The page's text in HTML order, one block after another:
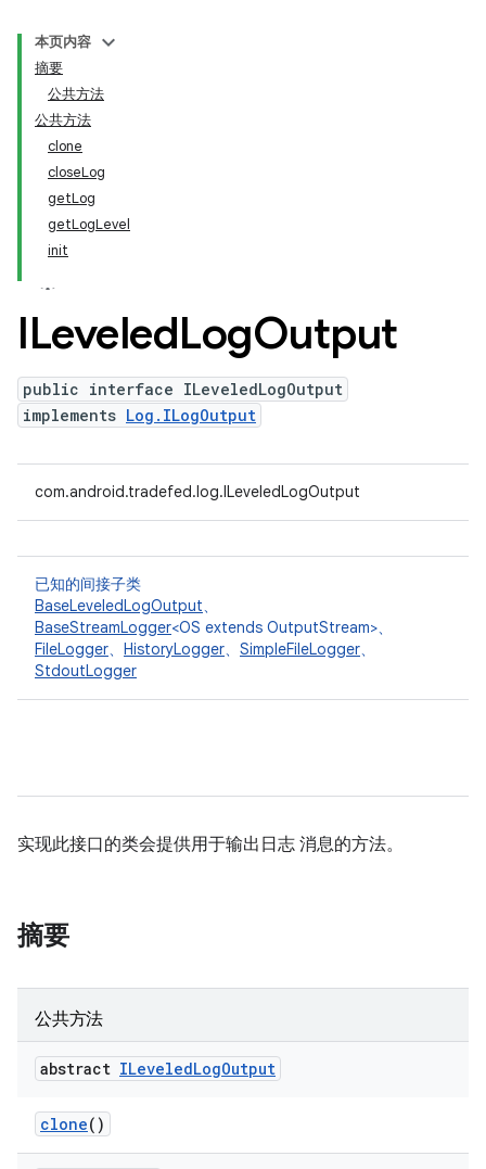
本页内容
摘要
公共方法
公共方法
clone
closeLog
getLog
getLogLevel
init
ILeveledLogOutput
public interface ILeveledLogOutput
implements Log.ILogOutput
com.android.tradefed.log.ILeveledLogOutput
已知的间接子类
BaseLeveledLogOutput、
BaseStreamLogger<OS extends OutputStream>、
FileLogger、 HistoryLogger、 SimpleFileLogger、
StdoutLogger
实现此接口的类会提供用于输出日志 消息的方法。
摘要
公共方法
abstract ILeveledLogOutput
clone()